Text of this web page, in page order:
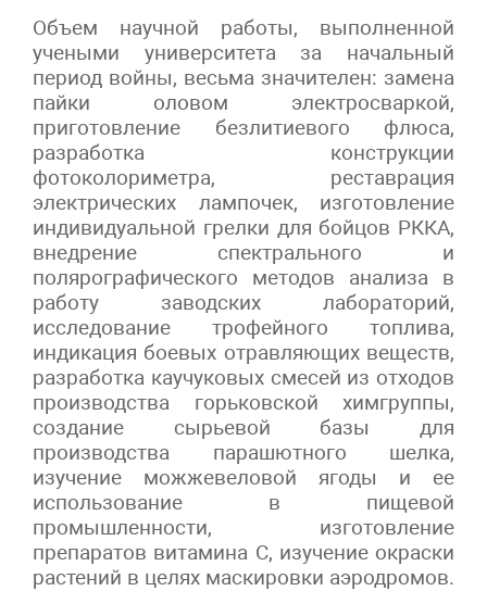
Объем научной работы, выполненной
учеными университета за начальный
период войны, весьма значителен: замена
пайки оловом электросваркой,
приготовление безлитиевого флюса,
разработка конструкции
фотоколориметра, реставрация
электрических лампочек, изготовление
индивидуальной грелки для бойцов РККА,
внедрение спектрального и
полярографического методов анализа в
работу заводских лабораторий,
исследование трофейного топлива,
индикация боевых отравляющих веществ,
разработка каучуковых смесей из отходов
производства горьковской химгруппы,
создание сырьевой базы для
производства парашютного шелка,
изучение можжевеловой ягоды и ее
использование в пищевой
промышленности, изготовление
препаратов витамина С, изучение окраски
растений в целях маскировки аэродромов.